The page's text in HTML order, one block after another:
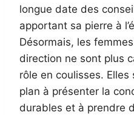
longue date des
apportant sa pierre à
Désormais, les
direction ne sont plus
rôle en coulisses.
plan à présenter la
durables et à prendre